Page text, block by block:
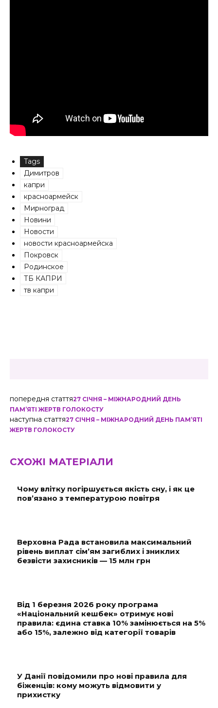
Tags
Димитров
капри
красноармейск
Мирноград
Новини
Новости
новости красноармейска
Покровск
Родинское
ТБ КАПРИ
тв капри
попередня стаття27 СІЧНЯ – МІЖНАРОДНИЙ ДЕНЬ
ПАМ’ЯТІ ЖЕРТВ ГОЛОКОСТУ
наступна стаття27 СІЧНЯ – МІЖНАРОДНИЙ ДЕНЬ ПАМ’ЯТІ
ЖЕРТВ ГОЛОКОСТУ
СХОЖІ МАТЕРІАЛИ
Чому влітку погіршується якість сну, і як це
пов’язано з температурою повітря
Верховна Рада встановила максимальний
рівень виплат сім’ям загиблих і зниклих
безвісти захисників — 15 млн грн
Від 1 березня 2026 року програма
«Національний кешбек» отримує нові
правила: єдина ставка 10% замінюється на 5%
або 15%, залежно від категорії товарів
У Данії повідомили про нові правила для
біженців: кому можуть відмовити у
прихистку